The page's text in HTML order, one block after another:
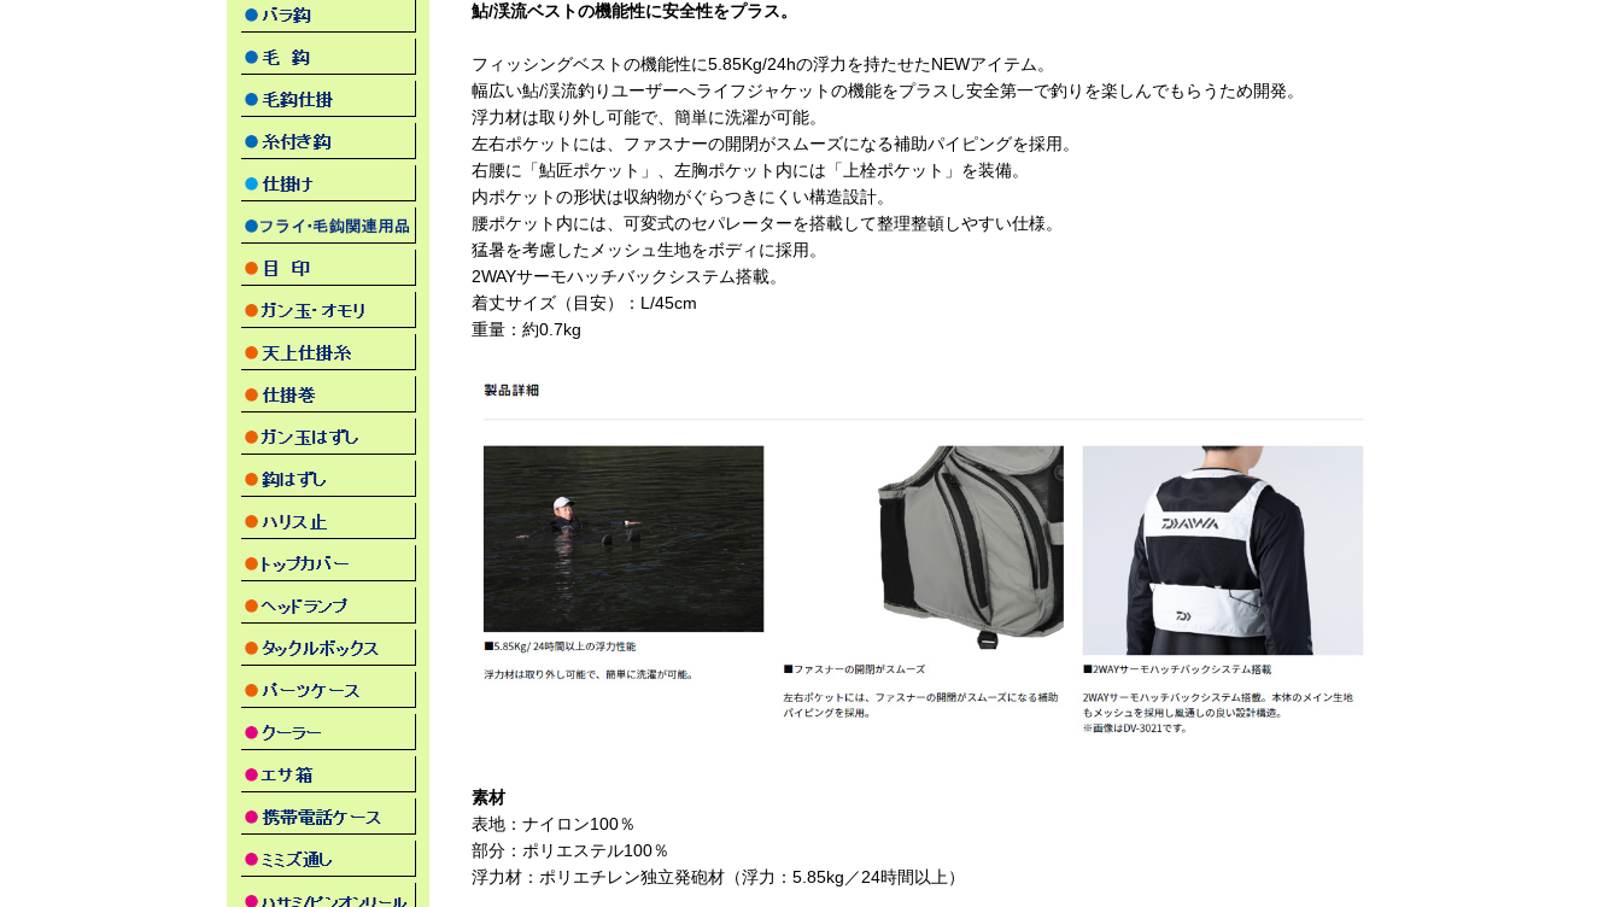
鮎/渓流ベストの機能性に安全性をプラス。
フィッシングベストの機能性に5.85Kg/24hの浮力を持たせたNEWアイテム。
幅広い鮎/渓流釣りユーザーへライフジャケットの機能をプラスし安全第一で釣りを楽しんでもらうため開発。
浮力材は取り外し可能で、簡単に洗濯が可能。
左右ポケットには、ファスナーの開閉がスムーズになる補助パイピングを採用。
右腰に「鮎匠ポケット」、左胸ポケット内には「上栓ポケット」を装備。
内ポケットの形状は収納物がぐらつきにくい構造設計。
腰ポケット内には、可変式のセパレーターを搭載して整理整頓しやすい仕様。
猛暑を考慮したメッシュ生地をボディに採用。
2WAYサーモハッチバックシステム搭載。
着丈サイズ（目安）：L/45cm
重量：約0.7kg
素材
表地：ナイロン100％
部分：ポリエステル100％
浮力材：ポリエチレン独立発砲材（浮力：5.85kg／24時間以上）